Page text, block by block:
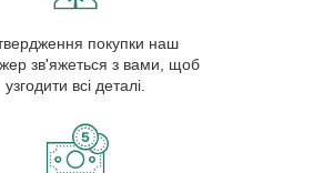
покупки наш
зв'яжеться з вами, щоб
узгодити всі деталі.